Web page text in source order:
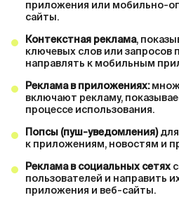
приложения или мобильно-
сайты.
Контекстная реклама,
ключевых слов или запросов
направлять к мобильным
Реклама в приложениях:
включают рекламу,
процессе использования.
Попсы (пуш-уведомления)
к приложениям, новостям и
Реклама в социальных сетях
пользователей и направить
приложения и веб-сайты.